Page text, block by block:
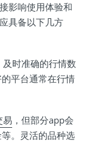
影响使用体验和
具备以下几方
时准确的行情数
平台通常在行情
易 ，但部分app会
。灵活的品种选